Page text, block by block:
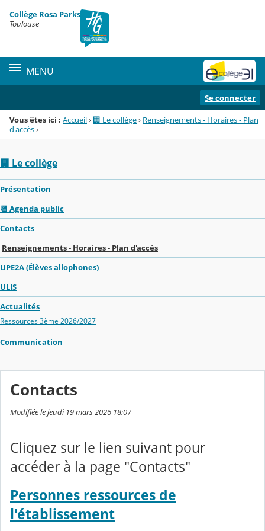
Menu de la rubrique
Contenu
Collège Rosa Parks
Toulouse
MENU
Se connecter
Vous êtes ici : Accueil›🏢 Le collège› Renseignements - Horaires - Plan
d'accès›
🏢 Le collège
Présentation
📆 Agenda public
Contacts
Renseignements - Horaires - Plan d'accès
UPE2A (Élèves allophones)
ULIS
Actualités
Ressources 3ème 2026/2027
Communication
Contacts
Modifiée le jeudi 19 mars 2026 18:07
Cliquez sur le lien suivant pour
accéder à la page "Contacts"
Personnes ressources de
l'établissement